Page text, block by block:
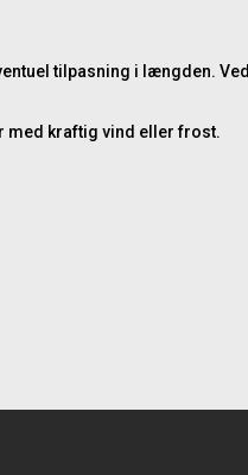
tilpasning i længden. Ved
kraftig vind eller frost.